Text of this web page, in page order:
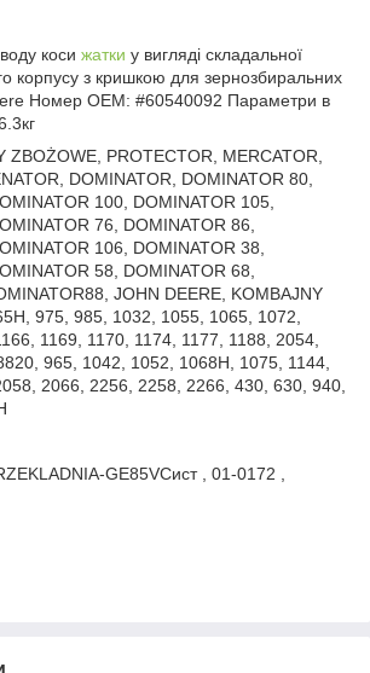
коси жатки у вигляді складальної
корпусу з кришкою для зернозбиральних
Номер ОЕМ: #60540092 Параметри в
ZBOŻOWE, PROTECTOR, MERCATOR,
DOMINATOR, DOMINATOR 80,
100, DOMINATOR 105,
76, DOMINATOR 86,
106, DOMINATOR 38,
58, DOMINATOR 68,
JOHN DEERE, KOMBAJNY
975, 985, 1032, 1055, 1065, 1072,
1169, 1170, 1174, 1177, 1188, 2054,
965, 1042, 1052, 1068H, 1075, 1144,
2066, 2256, 2258, 2266, 430, 630, 940,
GE85VСист , 01-0172 ,